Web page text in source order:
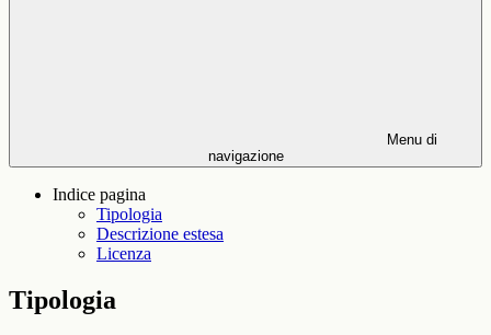
Menu di
navigazione
Indice pagina
Tipologia
Descrizione estesa
Licenza
Tipologia